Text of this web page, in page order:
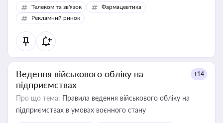
Телеком та зв'язок
Фармацевтика
Рекламний ринок
Ведення військового обліку на
підприємствах
+14
Про що тема: Правила ведення військового обліку на
підприємствах в умовах воєнного стану